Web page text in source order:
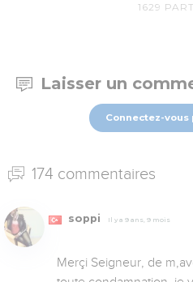
1629
Laisser un
Connectez-
174 commentaires
soppi Il y a 9 ans, 9 mois
Merçi Seigneur, de